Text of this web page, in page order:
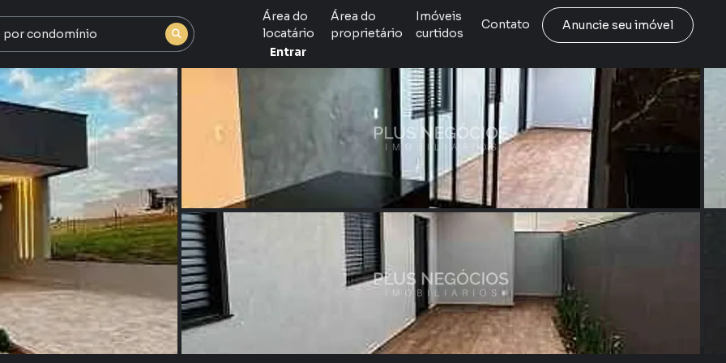
Área do
locatário
Área do
proprietário
Imóveis
curtidos
Contato
Anuncie seu imóvel
Entrar